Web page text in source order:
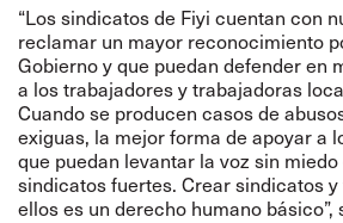
“Los sindicatos de Fiyi cuentan con
reclamar un mayor reconocimiento
Gobierno y que puedan defender en
a los trabajadores y trabajadoras
Cuando se producen casos de
exiguas, la mejor forma de apoyar a
que puedan levantar la voz sin
sindicatos fuertes. Crear sindicatos
ellos es un derecho humano básico”,